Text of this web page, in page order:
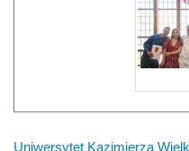
Uniwersytet Kazimierza